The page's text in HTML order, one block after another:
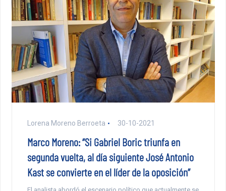
Lorena Moreno Berroeta 30-10-2021
Marco Moreno: “Si Gabriel Boric triunfa en
segunda vuelta, al día siguiente José Antonio
Kast se convierte en el líder de la oposición”